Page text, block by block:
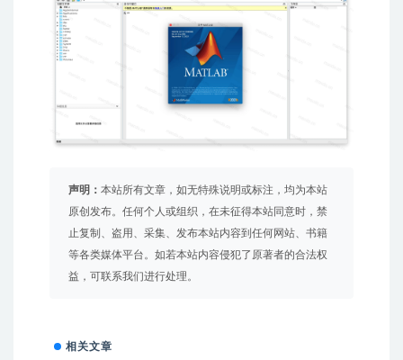
声明： 本站所有文章，如无特殊说明或标注，均为本站
原创发布。任何个人或组织，在未征得本站同意时，禁
止复制、盗用、采集、发布本站内容到任何网站、书籍
等各类媒体平台。如若本站内容侵犯了原著者的合法权
益，可联系我们进行处理。
相关文章